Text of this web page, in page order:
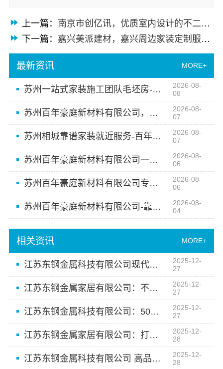
上一篇： 南京市创亿讯，优质室内设计的不二之选
下一篇： 嘉兴美派建材，嘉兴周边家装定制服务环保材料的优选
最新资讯 MORE+
苏州一站式家装施工团队毛坯房-百年豪庭
2026-08-
08
苏州百年豪庭新材料有限公司，相城一站式家装设计多少钱拎包入住
2026-08-
07
苏州相城靠谱家装就近服务-百年豪庭
2026-08-
07
苏州百年豪庭新材料有限公司一站式家装施工团队毛坯房
2026-08-
06
苏州百年豪庭新材料有限公司专业家装服务报价老房翻新
2026-08-
06
苏州百年豪庭新材料有限公司-靠谱家装拎包入住报价
2026-08-
04
相关资讯 MORE+
江苏东钢金属科技有限公司现代简约与实用并存的设计哲学
2025-12-
27
江苏东钢金属家居有限公司：不锈钢家居定制专家
2025-12-
27
江苏东钢金属科技有限公司：500余人团队保障高端不锈钢家居定制服务
2025-12-
27
江苏东钢金属家居有限公司：打造专属不锈钢生活空间
2025-12-
28
江苏东钢金属科技有限公司 高品质不锈钢家居定制之选
2025-12-
28